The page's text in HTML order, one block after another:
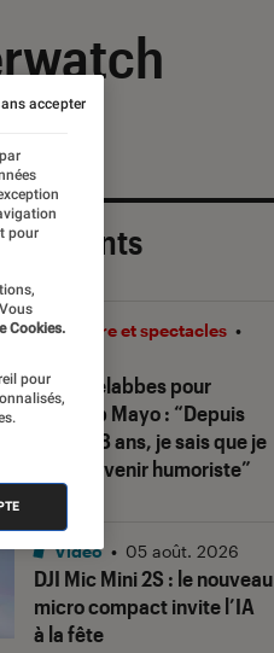
récents
Sofia Belabbes pour
Ketchup Mayo: “Depuis
que j’ai 8 ans, je sais que je
veux devenir humoriste”
Théâtre et spectacles •
DJI Mic Mini 2S : le nouveau
micro compact invite l’IA
à la fête
Vidéo • 05 août. 2026
pour
Cookies.
pour
accepter